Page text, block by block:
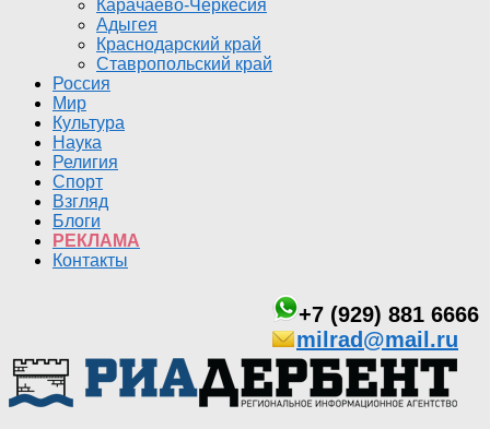
Карачаево-Черкесия
Адыгея
Краснодарский край
Ставропольский край
Россия
Мир
Культура
Наука
Религия
Спорт
Взгляд
Блоги
РЕКЛАМА
Контакты
+7 (929) 881 6666
milrad@mail.ru